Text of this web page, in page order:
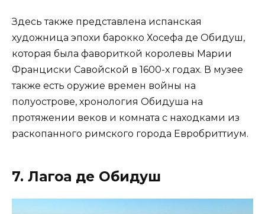
Здесь также представлена испанская
художница эпохи барокко Хосефа де Обидуш,
которая была фавориткой королевы Марии
Франциски Савойской в 1600-х годах. В музее
также есть оружие времен войны на
полуострове, хронология Обидуша на
протяжении веков и комната с находками из
раскопанного римского города Евробриттиум.
7. Лагоа де Обидуш